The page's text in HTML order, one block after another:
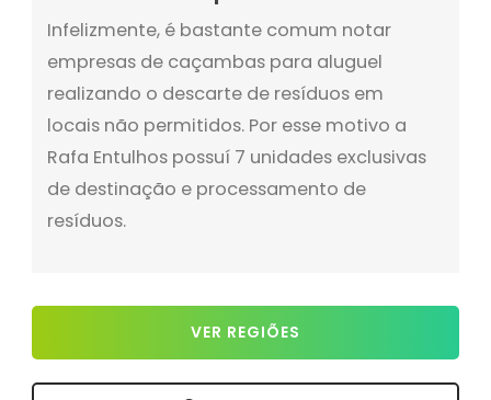
Infelizmente, é bastante comum notar
empresas de caçambas para aluguel
realizando o descarte de resíduos em
locais não permitidos. Por esse motivo a
Rafa Entulhos possuí 7 unidades exclusivas
de destinação e processamento de
resíduos.
VER REGIÕES